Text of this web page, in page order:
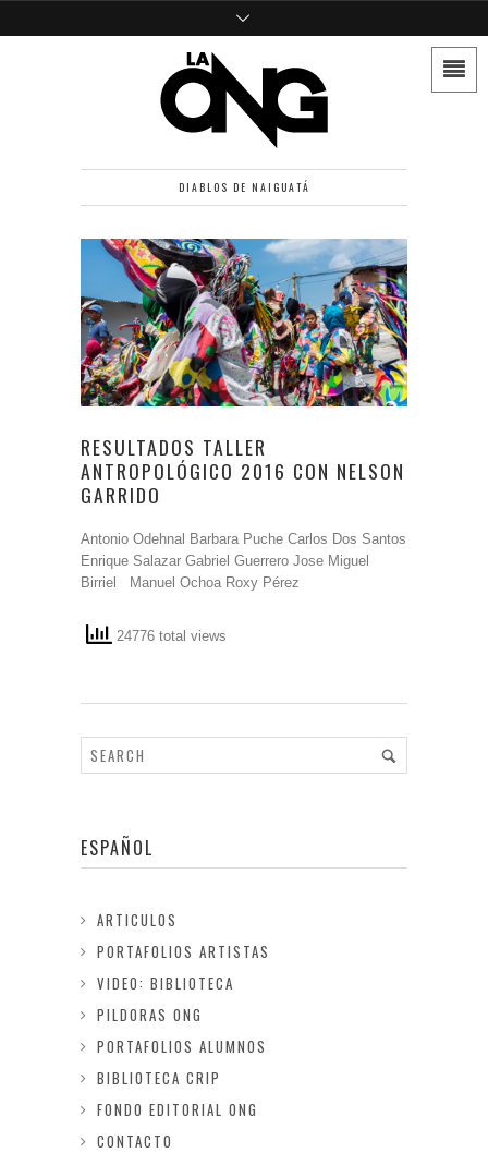
DIABLOS DE NAIGUATÁ
RESULTADOS TALLER
ANTROPOLÓGICO 2016 CON NELSON
GARRIDO
Antonio Odehnal Barbara Puche Carlos Dos Santos
Enrique Salazar Gabriel Guerrero Jose Miguel
Birriel Manuel Ochoa Roxy Pérez
24776 total views
ESPAÑOL
ARTICULOS
PORTAFOLIOS ARTISTAS
VIDEO: BIBLIOTECA
PILDORAS ONG
PORTAFOLIOS ALUMNOS
BIBLIOTECA CRIP
FONDO EDITORIAL ONG
CONTACTO